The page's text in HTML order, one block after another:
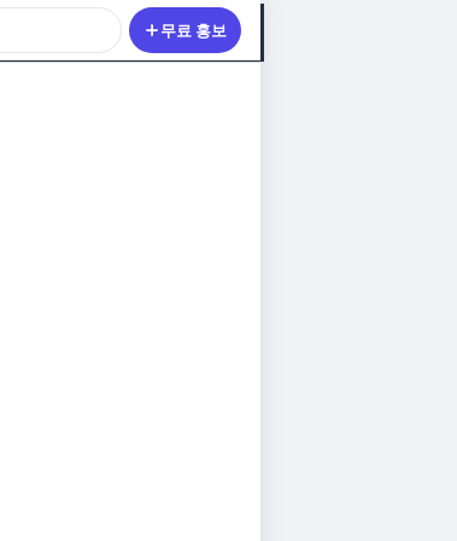
무료 홍보